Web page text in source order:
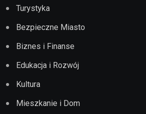
Turystyka
Bezpieczne Miasto
Biznes i Finanse
Edukacja i Rozwój
Kultura
Mieszkanie i Dom